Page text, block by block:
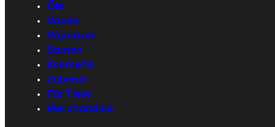
Öle
Vapes
Vaporizer
Samen
Kosmetik
Zubehör
Für Tiere
Merchandise